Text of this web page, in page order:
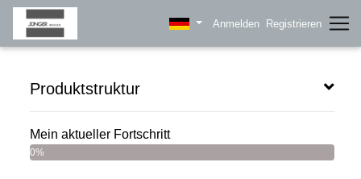
Anmelden Registrieren
Produktstruktur
Mein aktueller Fortschritt
0%